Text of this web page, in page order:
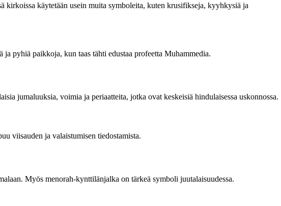
käytetään usein muita symboleita, kuten krusifikseja, kyyhkysiä ja
pyhiä paikkoja, kun taas tähti edustaa profeetta Muhammedia.
jumaluuksia, voimia ja periaatteita, jotka ovat keskeisiä hindulaisessa uskonnossa.
viisauden ja valaistumisen tiedostamista.
Myös menorah-kynttilänjalka on tärkeä symboli juutalaisuudessa.